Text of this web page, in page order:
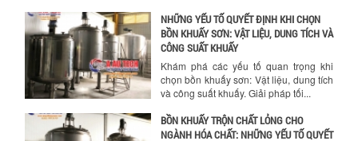
NHỮNG YẾU TỐ QUYẾT ĐỊNH KHI CHỌN
BỒN KHUẤY SƠN: VẬT LIỆU, DUNG TÍCH VÀ
CÔNG SUẤT KHUẤY
Khám phá các yếu tố quan trọng khi
chọn bồn khuấy sơn: Vật liệu, dung tích
và công suất khuấy. Giải pháp tối...
BỒN KHUẤY TRỘN CHẤT LỎNG CHO
NGÀNH HÓA CHẤT: NHỮNG YẾU TỐ QUYẾT